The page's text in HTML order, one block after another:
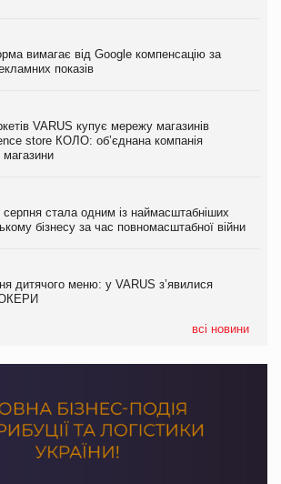
вимагає від Google компенсацію за
показів
VARUS купує мережу магазинів
store КОЛО: об’єднана компанія
магазини
серпня стала одним із наймасштабніших
бізнесу за час повномасштабної війни
дитячого меню: у VARUS з’явилися
всі новини
серпня стала одним із наймасштабніших
дитячого меню: у VARUS з’явилися
заморожені хлібобулочні вироби на
Master 2026
пошкоджено склад шоколаду
вимагає від Google компенсацію за
показів
$1 млрд на маркетинг за квартал